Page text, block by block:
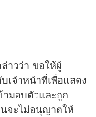
าวว่า ขอให้ผู้
เจ้าหน้าที่เพื่อแสดง
ามอบตัวและถูก
จะไม่อนุญาตให้